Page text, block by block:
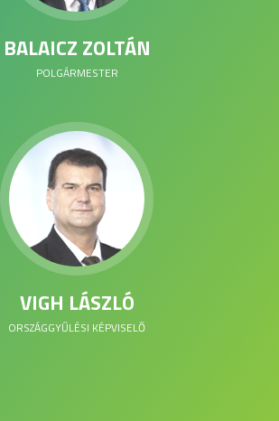
BALAICZ ZOLTÁN
POLGÁRMESTER
VIGH LÁSZLÓ
ORSZÁGGYŰLÉSI KÉPVISELŐ